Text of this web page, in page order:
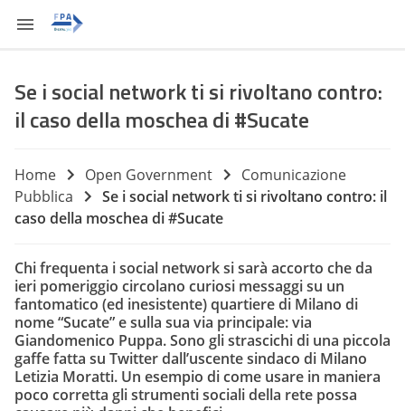
Se i social network ti si rivoltano contro:
il caso della moschea di #Sucate
Home Open Government
Comunicazione
Pubblica
Se i social network ti si rivoltano contro: il
caso della moschea di #Sucate
Chi frequenta i social network si sarà accorto che da
ieri pomeriggio circolano curiosi messaggi su un
fantomatico (ed inesistente) quartiere di Milano di
nome “Sucate” e sulla sua via principale: via
Giandomenico Puppa. Sono gli strascichi di una piccola
gaffe fatta su Twitter dall’uscente sindaco di Milano
Letizia Moratti. Un esempio di come usare in maniera
poco corretta gli strumenti sociali della rete possa